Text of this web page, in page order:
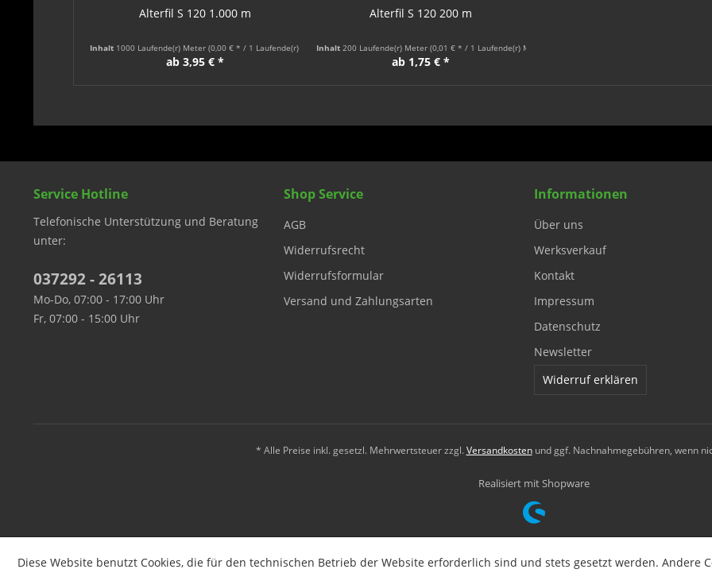
Alterfil S 120 1.000 m
Inhalt 1000 Laufende(r) Meter (0,00 € * / 1 Laufende(r) Meter)
ab 3,95 € *
Alterfil S 120 200 m
Inhalt 200 Laufende(r) Meter (0,01 € * / 1 Laufende(r) Meter)
ab 1,75 € *
Service Hotline
Telefonische Unterstützung und Beratung
unter:
037292 - 26113
Mo-Do, 07:00 - 17:00 Uhr
Fr, 07:00 - 15:00 Uhr
Shop Service
AGB
Widerrufsrecht
Widerrufsformular
Versand und Zahlungsarten
Informationen
Über uns
Werksverkauf
Kontakt
Impressum
Datenschutz
Newsletter
Widerruf erklären
* Alle Preise inkl. gesetzl. Mehrwertsteuer zzgl. Versandkostenund ggf. Nachnahmegebühren, wenn
Realisiert mit Shopware
Diese Website benutzt Cookies, die für den technischen Betrieb der Website erforderlich sind und stets gesetzt werden. Andere